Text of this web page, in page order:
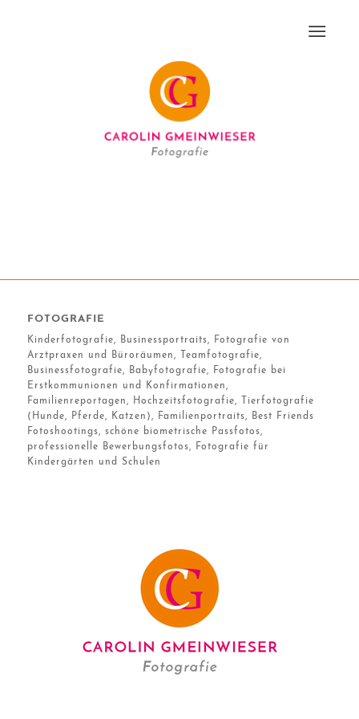
FOTOGRAFIE
Kinderfotografie, Businessportraits, Fotografie von
Arztpraxen und Büroräumen, Teamfotografie,
Businessfotografie, Babyfotografie, Fotografie bei
Erstkommunionen und Konfirmationen,
Familienreportagen, Hochzeitsfotografie, Tierfotografie
(Hunde, Pferde, Katzen), Familienportraits, Best Friends
Fotoshootings, schöne biometrische Passfotos,
professionelle Bewerbungsfotos, Fotografie für
Kindergärten und Schulen